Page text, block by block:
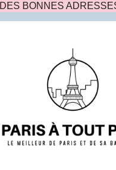
BONNES